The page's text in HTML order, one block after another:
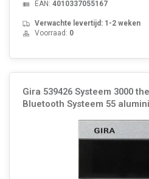
EAN: 4010337055167
Verwachte levertijd: 1-2 weken
Voorraad: 0
Gira 539426 Systeem 3000
Bluetooth Systeem 55